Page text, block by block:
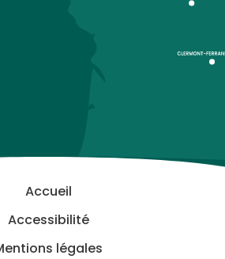
Accueil
Accessibilité
légales